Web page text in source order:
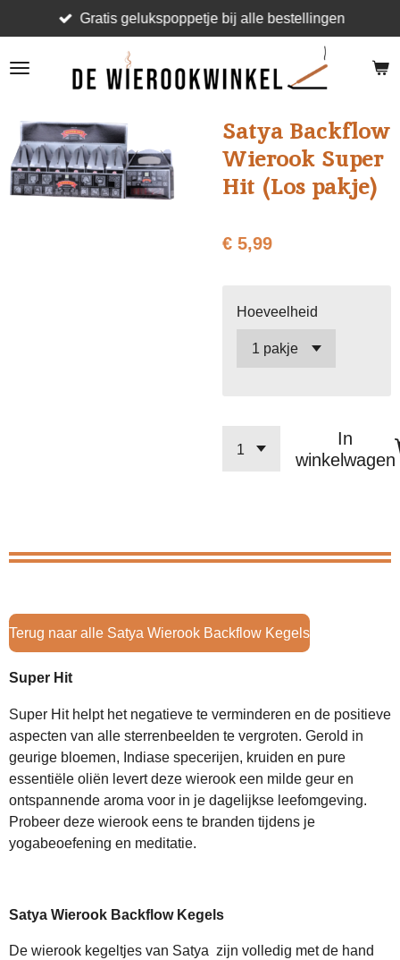
direct
naar
Gratis gelukspoppetje bij alle bestellingen
Satya Backflow
Wierook Super
Hit (Los pakje)
€ 5,99
Hoeveelheid
In
winkelwagen
Terug naar alle Satya Wierook Backflow Kegels
Super Hit
Super Hit helpt het negatieve te verminderen en de positieve
aspecten van alle sterrenbeelden te vergroten. Gerold in
geurige bloemen, Indiase specerijen, kruiden en pure
essentiële oliën levert deze wierook een milde geur en
ontspannende aroma voor in je dagelijkse leefomgeving.
Probeer deze wierook eens te branden tijdens je
yogabeoefening en meditatie.
Satya Wierook Backflow Kegels
De wierook kegeltjes van Satya zijn volledig met de hand